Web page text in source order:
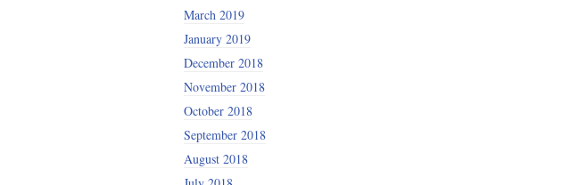
March 2019
January 2019
December 2018
November 2018
October 2018
September 2018
August 2018